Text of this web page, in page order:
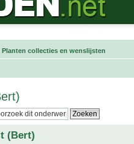
Planten collecties en wenslijsten
(Bert)